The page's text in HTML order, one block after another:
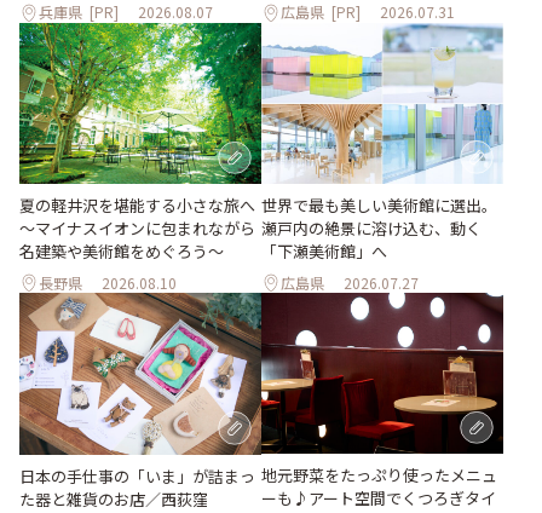
兵庫県 [PR] 2026.08.07 広島県 [PR] 2026.07.31
夏の軽井沢を堪能する小さな旅へ
～マイナスイオンに包まれながら
名建築や美術館をめぐろう～
長野県 2026.08.10
世界で最も美しい美術館に選出。
瀬戸内の絶景に溶け込む、動く
「下瀬美術館」へ
広島県 2026.07.27
日本の手仕事の「いま」が詰まっ
た器と雑貨のお店／西荻窪
地元野菜をたっぷり使ったメニュ
ーも♪アート空間でくつろぎタイ